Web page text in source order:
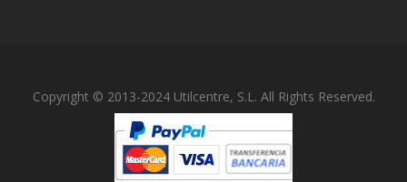
Copyright © 2013-2024 Utilcentre, S.L. All Rights Reserved.